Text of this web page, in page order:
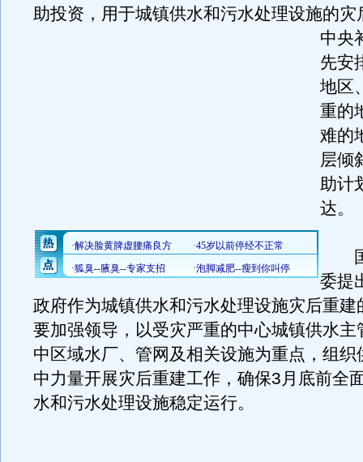
助投资，用于城镇供水和污水处理设施的灾
中央
先安
地区
重的
难的
层倾
助计
达。
国
委提
政府作为城镇供水和污水处理设施灾后重建
要加强领导，以受灾严重的中心城镇供水主
中区域水厂、管网及相关设施为重点，组织
中力量开展灾后重建工作，确保3月底前全
水和污水处理设施稳定运行。